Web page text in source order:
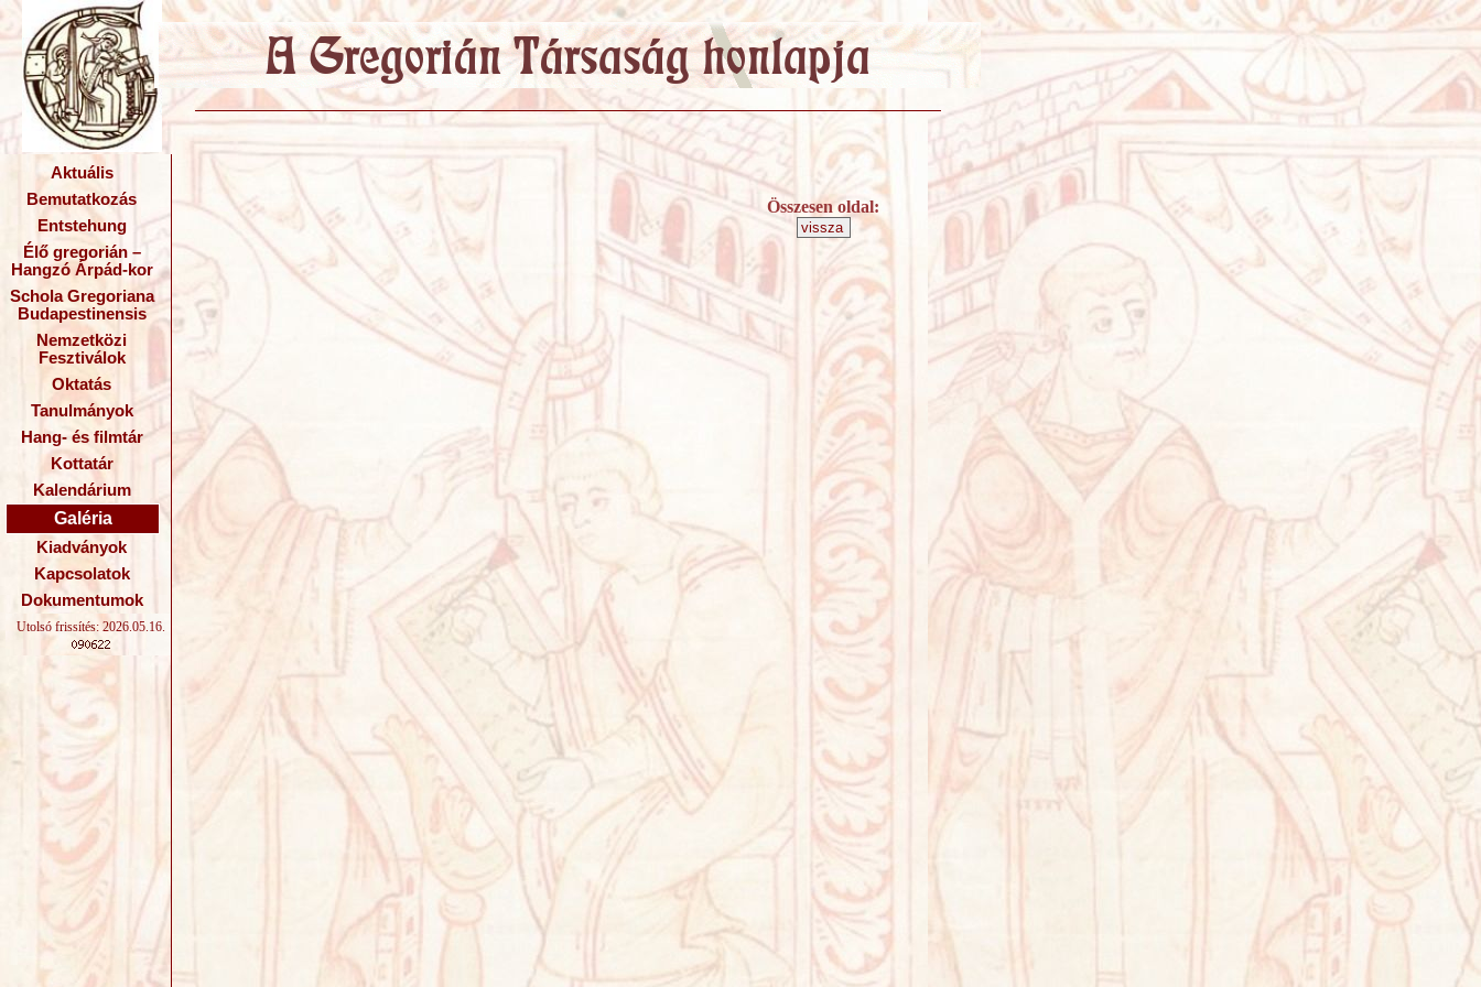
Aktuális
Bemutatkozás
Entstehung
Élő gregorián –
Hangzó Árpád-kor
Schola Gregoriana
Budapestinensis
Nemzetközi
Fesztiválok
Oktatás
Tanulmányok
Hang- és filmtár
Kottatár
Kalendárium
Galéria
Kiadványok
Kapcsolatok
Dokumentumok
Utolsó frissítés: 2026.05.16.
Összesen oldal: